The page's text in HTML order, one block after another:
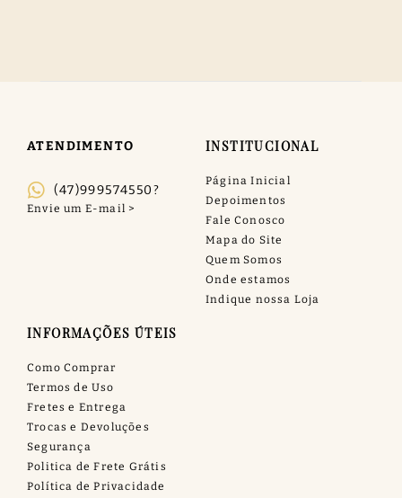
ATENDIMENTO
(47)999574550?
INSTITUCIONAL
Página Inicial
Depoimentos
Fale Conosco
Mapa do Site
Quem Somos
Onde estamos
Indique nossa Loja
INFORMAÇÕES ÚTEIS
Como Comprar
Termos de Uso
Fretes e Entrega
Trocas e Devoluções
Segurança
Politica de Frete Grátis
Política de Privacidade